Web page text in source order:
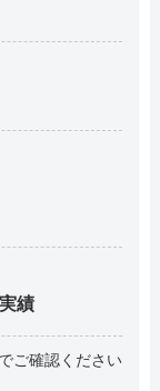
績
ご確認ください